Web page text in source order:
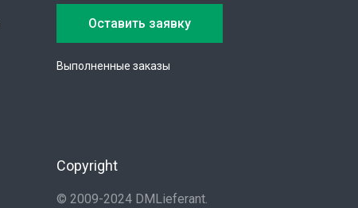
Оставить заявку
Выполненные заказы
Copyright
© 2009-2024 DMLieferant.